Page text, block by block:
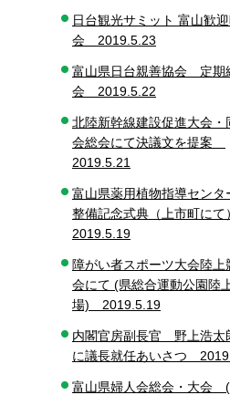
日台観光サミット 富山歓
会 2019.5.23
富山県日台親善協会 定期
会 2019.5.22
北陸新幹線建設促進大会・
会総会にて決議文を提案
2019.5.21
富山県薬用植物指導セン
整備記念式典（上市町にて）
2019.5.19
障がい者スポーツ大会陸上
会にて (県総合運動公園陸
場) 2019.5.19
内閣官房副長官 野上浩太
に議長就任あいさつ
富山県婦人会総会・大会